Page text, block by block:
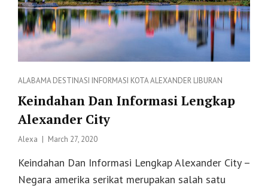
Categories
ALABAMADESTINASI INFORMASI KOTA ALEXANDER LIBURAN
Keindahan Dan Informasi Lengkap
Alexander City
Alexa
Posted
March 27, 2020
Keindahan Dan Informasi Lengkap Alexander City –
Negara amerika serikat merupakan salah satu